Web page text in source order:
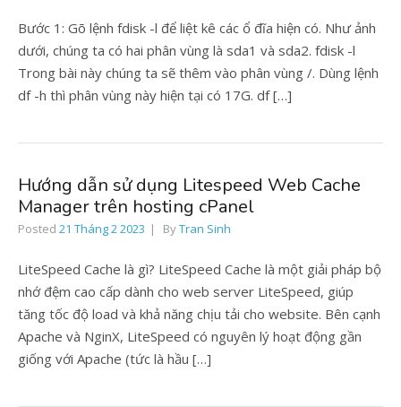
Bước 1: Gõ lệnh fdisk -l để liệt kê các ổ đĩa hiện có. Như ảnh
dưới, chúng ta có hai phân vùng là sda1 và sda2. fdisk -l
Trong bài này chúng ta sẽ thêm vào phân vùng /. Dùng lệnh
df -h thì phân vùng này hiện tại có 17G. df […]
Hướng dẫn sử dụng Litespeed Web Cache
Manager trên hosting cPanel
Posted 21 Tháng 2 2023 ByTran Sinh
LiteSpeed Cache là gì? LiteSpeed Cache là một giải pháp bộ
nhớ đệm cao cấp dành cho web server LiteSpeed, giúp
tăng tốc độ load và khả năng chịu tải cho website. Bên cạnh
Apache và NginX, LiteSpeed có nguyên lý hoạt động gần
giống với Apache (tức là hầu […]